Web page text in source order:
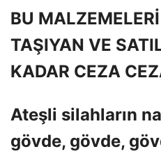
BU
TAŞIYAN VE
KADAR CEZA
Ateşli silahların
gövde, gövde,